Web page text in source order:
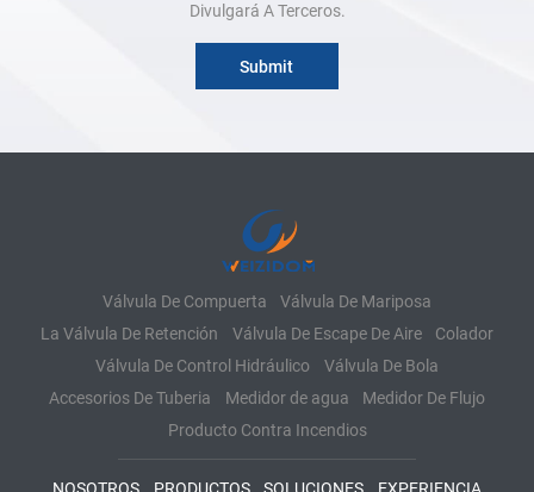
Divulgará A Terceros.
Válvula De Compuerta
Válvula De Mariposa
La Válvula De Retención
Válvula De Escape De Aire
Colador
Válvula De Control Hidráulico
Válvula De Bola
Accesorios De Tuberia
Medidor de agua
Medidor De Flujo
Producto Contra Incendios